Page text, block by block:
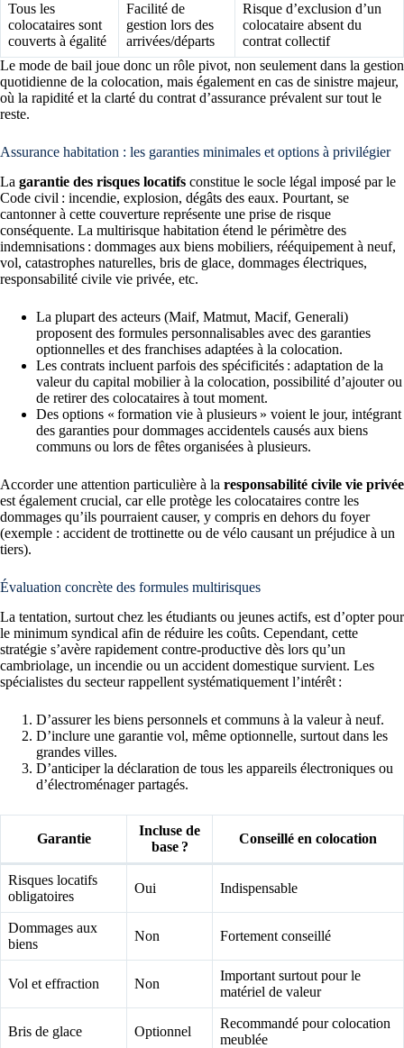
Tous les
colocataires sont
couverts à égalité
Facilité de
gestion lors des
arrivées/départs
Risque d’exclusion d’un
colocataire absent du
contrat collectif
Le mode de bail joue donc un rôle pivot, non seulement dans la gestion
quotidienne de la colocation, mais également en cas de sinistre majeur,
où la rapidité et la clarté du contrat d’assurance prévalent sur tout le
reste.
Assurance habitation : les garanties minimales et options à privilégier
La garantie des risques locatifs constitue le socle légal imposé par le
Code civil : incendie, explosion, dégâts des eaux. Pourtant, se
cantonner à cette couverture représente une prise de risque
conséquente. La multirisque habitation étend le périmètre des
indemnisations : dommages aux biens mobiliers, rééquipement à neuf,
vol, catastrophes naturelles, bris de glace, dommages électriques,
responsabilité civile vie privée, etc.
La plupart des acteurs (Maif, Matmut, Macif, Generali)
proposent des formules personnalisables avec des garanties
optionnelles et des franchises adaptées à la colocation.
Les contrats incluent parfois des spécificités : adaptation de la
valeur du capital mobilier à la colocation, possibilité d’ajouter ou
de retirer des colocataires à tout moment.
Des options « formation vie à plusieurs » voient le jour, intégrant
des garanties pour dommages accidentels causés aux biens
communs ou lors de fêtes organisées à plusieurs.
Accorder une attention particulière à la responsabilité civile vie privée
est également crucial, car elle protège les colocataires contre les
dommages qu’ils pourraient causer, y compris en dehors du foyer
(exemple : accident de trottinette ou de vélo causant un préjudice à un
tiers).
Évaluation concrète des formules multirisques
La tentation, surtout chez les étudiants ou jeunes actifs, est d’opter pour
le minimum syndical afin de réduire les coûts. Cependant, cette
stratégie s’avère rapidement contre-productive dès lors qu’un
cambriolage, un incendie ou un accident domestique survient. Les
spécialistes du secteur rappellent systématiquement l’intérêt :
D’assurer les biens personnels et communs à la valeur à neuf.
D’inclure une garantie vol, même optionnelle, surtout dans les
grandes villes.
D’anticiper la déclaration de tous les appareils électroniques ou
d’électroménager partagés.
Garantie
Incluse de
base ?
Conseillé en colocation
Risques locatifs
obligatoires
Oui Indispensable
Dommages aux
biens
Non Fortement conseillé
Vol et effraction Non
Important surtout pour le
matériel de valeur
Bris de glace Optionnel
Recommandé pour colocation
meublée